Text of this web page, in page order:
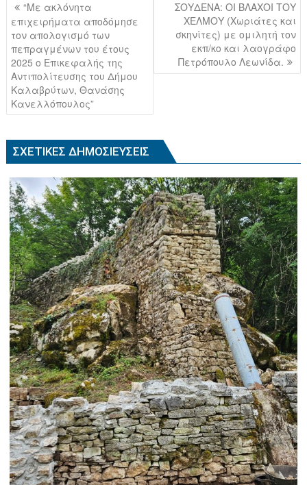
b
o
o
k
άρθρων
“Με ακλόνητα
επιχειρήματα αποδόμησε
τον απολογισμό των
πεπραγμένων του έτους
2025 ο Επικεφαλής της
Αντιπολίτευσης του Δήμου
Καλαβρύτων, Θανάσης
Κανελλόπουλος”
ΣΟΥΔΕΝΑ: ΟΙ ΒΛΑΧΟΙ ΤΟΥ
ΧΕΛΜΟΥ (Χωριάτες και
σκηνίτες) με ομιλητή τον
εκπ/κο και λαογράφο
Πετρόπουλο Λεωνίδα.
ΣΧΕΤΙΚΈΣ ΔΗΜΟΣΙΕΎΣΕΙΣ